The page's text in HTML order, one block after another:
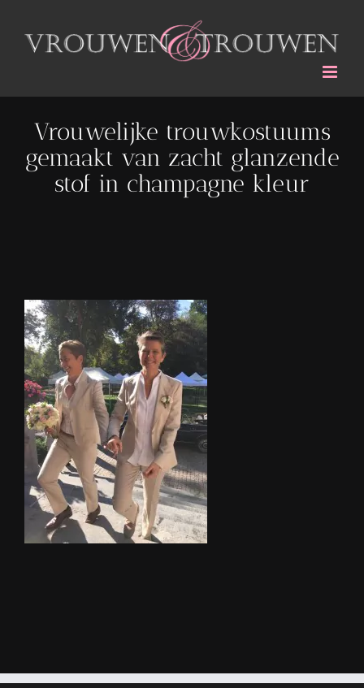
naar
inhoud
Vrouwelijke trouwkostuums
gemaakt van zacht glanzende
stof in champagne kleur